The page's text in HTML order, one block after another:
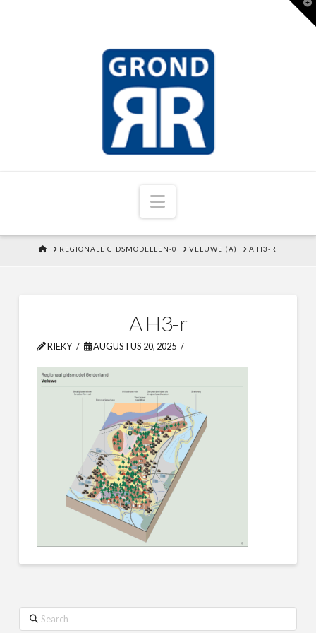
Navigation
HOMEREGIONALE GIDSMODELLEN-0 VELUWE (A) A H3-R
A H3-r
RIEKY AUGUSTUS 20, 2025
Search